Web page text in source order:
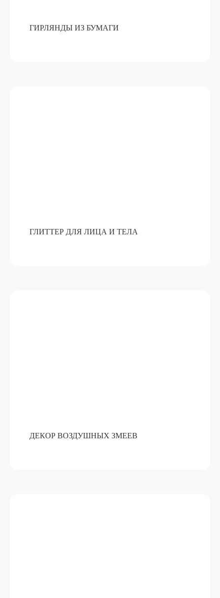
ГИРЛЯНДЫ ИЗ БУМАГИ
ГЛИТТЕР ДЛЯ ЛИЦА И ТЕЛА
ДЕКОР ВОЗДУШНЫХ ЗМЕЕВ